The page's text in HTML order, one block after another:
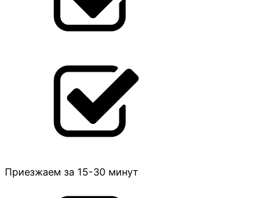
Приезжаем за 15-30 минут